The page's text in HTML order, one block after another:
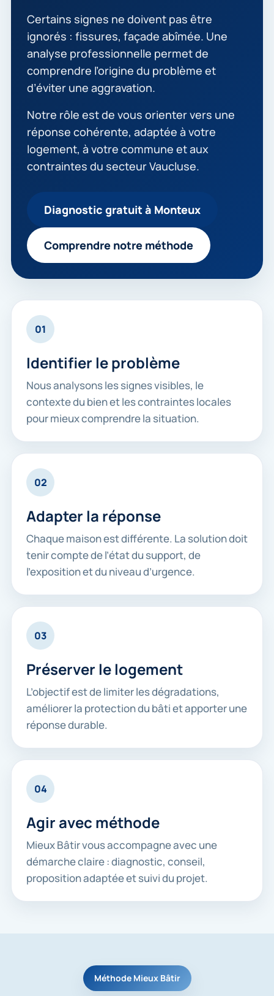
Certains signes ne doivent pas être
ignorés : fissures, façade abîmée. Une
analyse professionnelle permet de
comprendre l’origine du problème et
d’éviter une aggravation.
Notre rôle est de vous orienter vers une
réponse cohérente, adaptée à votre
logement, à votre commune et aux
contraintes du secteur Vaucluse.
Diagnostic gratuit à Monteux
Comprendre notre méthode
01
Identifier le problème
Nous analysons les signes visibles, le
contexte du bien et les contraintes locales
pour mieux comprendre la situation.
02
Adapter la réponse
Chaque maison est différente. La solution doit
tenir compte de l’état du support, de
l’exposition et du niveau d’urgence.
03
Préserver le logement
L’objectif est de limiter les dégradations,
améliorer la protection du bâti et apporter une
réponse durable.
04
Agir avec méthode
Mieux Bâtir vous accompagne avec une
démarche claire : diagnostic, conseil,
proposition adaptée et suivi du projet.
Méthode Mieux Bâtir